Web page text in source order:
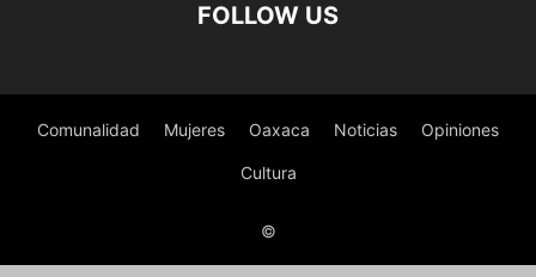
FOLLOW US
Comunalidad Mujeres Oaxaca Noticias Opiniones
Cultura
©